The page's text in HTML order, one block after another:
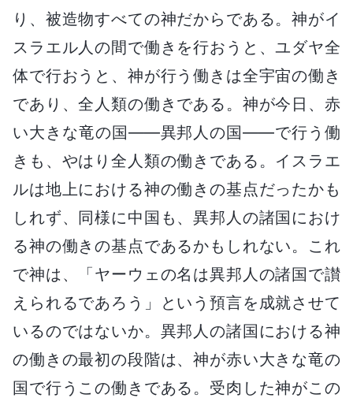
り、被造物すべての神だからである。神がイ
スラエル人の間で働きを行おうと、ユダヤ全
体で行おうと、神が行う働きは全宇宙の働き
であり、全人類の働きである。神が今日、赤
い大きな竜の国――異邦人の国――で行う働
きも、やはり全人類の働きである。イスラエ
ルは地上における神の働きの基点だったかも
しれず、同様に中国も、異邦人の諸国におけ
る神の働きの基点であるかもしれない。これ
で神は、「ヤーウェの名は異邦人の諸国で讃
えられるであろう」という預言を成就させて
いるのではないか。異邦人の諸国における神
の働きの最初の段階は、神が赤い大きな竜の
国で行うこの働きである。受肉した神がこの